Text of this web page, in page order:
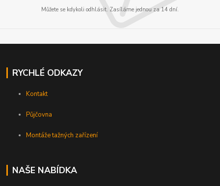
Můžete se kdykoli odhlásit. Zasíláme jednou za 14 dní.
RYCHLÉ ODKAZY
Kontakt
Půjčovna
Montáže tažných zařízení
NAŠE NABÍDKA